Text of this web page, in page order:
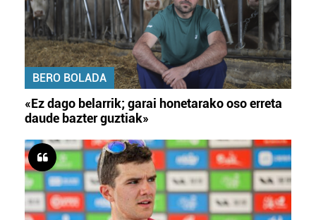
BERO BOLADA
«Ez dago belarrik; garai honetarako oso erreta
daude bazter guztiak»